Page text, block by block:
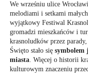
We wrześniu ulice
melodiami i setkami
wyjątkowy Festiwal
gromadzi mieszkańców i
krasnoludków przez
Święto stało się symbolem
miasta. Więcej o historii
kulturowym znaczeniu